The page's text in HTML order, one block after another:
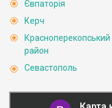
Євпаторія
Керч
Красноперекопський
район
Севастополь